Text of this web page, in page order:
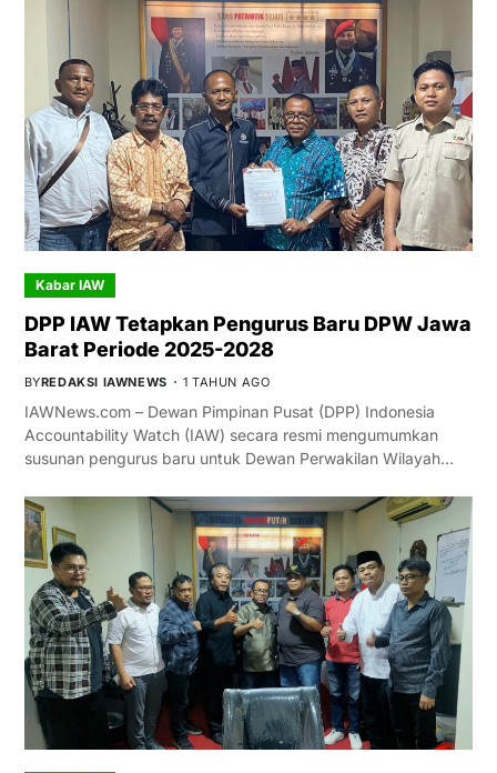
Kabar IAW
DPP IAW Tetapkan Pengurus Baru DPW Jawa
Barat Periode 2025-2028
BYREDAKSI IAWNEWS 1 TAHUN AGO
IAWNews.com – Dewan Pimpinan Pusat (DPP) Indonesia
Accountability Watch (IAW) secara resmi mengumumkan
susunan pengurus baru untuk Dewan Perwakilan Wilayah…